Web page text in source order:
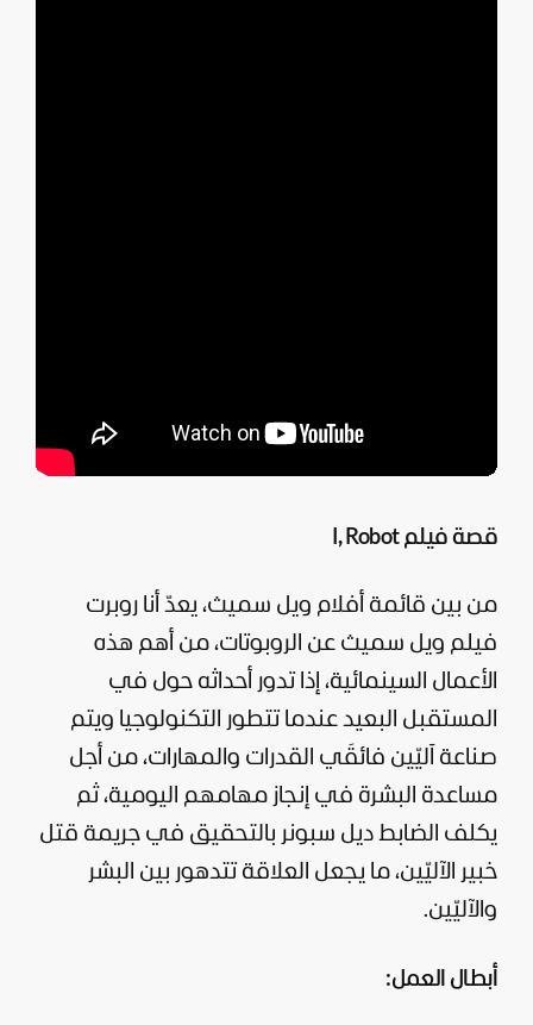
قصة فيلم I, Robot
من بين قائمة أفلام ويل سميث، يعدّ أنا روبرت
فيلم ويل سميث عن الروبوتات، من أهم هذه
الأعمال السينمائية، إذا تدور أحداثه حول في
المستقبل البعيد عندما تتطور التكنولوجيا ويتم
صناعة آليّين فائقَي القدرات والمهارات، من أجل
مساعدة البشرة في إنجاز مهامهم اليومية، ثم
يكلف الضابط ديل سبونر بالتحقيق في جريمة قتل
خبير الآليّين، ما يجعل العلاقة تتدهور بين البشر
والآليّين.
أبطال العمل: